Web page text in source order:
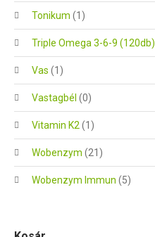
Tonikum (1)
Triple Omega 3-6-9 (120db)
Vas (1)
Vastagbél (0)
Vitamin K2(1)
Wobenzym (21)
Wobenzym Immun (5)